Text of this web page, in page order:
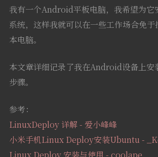
栞奈小游戏 Kanna Run!
Miku Team
我有一个Android平板电脑，我希望为
系统，这样我就可以在一些工作场合免于
本电脑。
本文章详细记录了我在Android设备上
步骤。
参考：
LinuxDeploy 详解 - 爱小峰峰
小米手机Linux Deploy安装Ubuntu -